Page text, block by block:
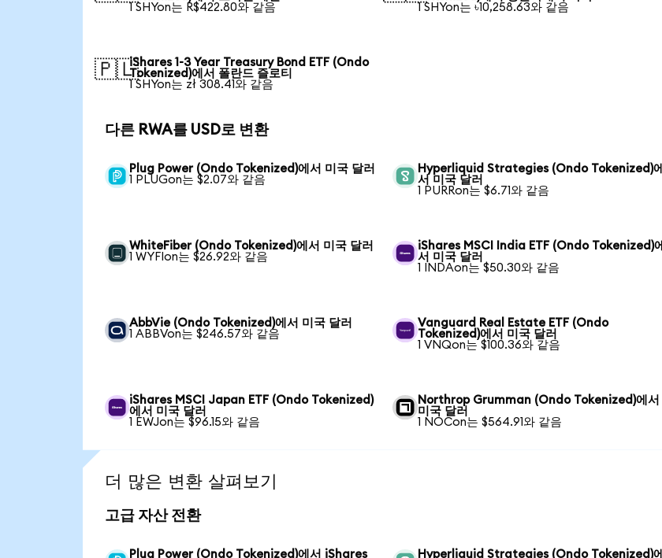
1 SHYon는 R$422.80와 같음
1 SHYon는 ৳10,258.63와 같음
🇵🇱iShares 1-3 Year Treasury Bond ETF (Ondo
Tokenized)에서 폴란드 즐로티
1 SHYon는 zł 308.41와 같음
다른 RWA를 USD로 변환
Plug Power (Ondo Tokenized)에서 미국 달러
1 PLUGon는 $2.07와 같음
Hyperliquid Strategies (Ondo Tokenized)에
서 미국 달러
1 PURRon는 $6.71와 같음
WhiteFiber (Ondo Tokenized)에서 미국 달러
1 WYFIon는 $26.92와 같음
iShares MSCI India ETF (Ondo Tokenized)에
서 미국 달러
1 INDAon는 $50.30와 같음
AbbVie (Ondo Tokenized)에서 미국 달러
1 ABBVon는 $246.57와 같음
Vanguard Real Estate ETF (Ondo
Tokenized)에서 미국 달러
1 VNQon는 $100.36와 같음
iShares MSCI Japan ETF (Ondo Tokenized)
에서 미국 달러
1 EWJon는 $96.15와 같음
Northrop Grumman (Ondo Tokenized)에서
미국 달러
1 NOCon는 $564.91와 같음
더 많은 변환 살펴보기
고급 자산 전환
Plug Power (Ondo Tokenized)에서 iShares
Hyperliquid Strategies (Ondo Tokenized)에